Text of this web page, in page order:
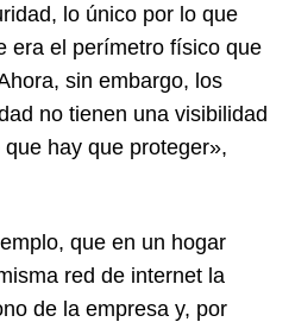
lo único por lo que
era el perímetro físico que
sin embargo, los
no tienen una visibilidad
hay que proteger»,
que en un hogar
red de internet la
de la empresa y, por